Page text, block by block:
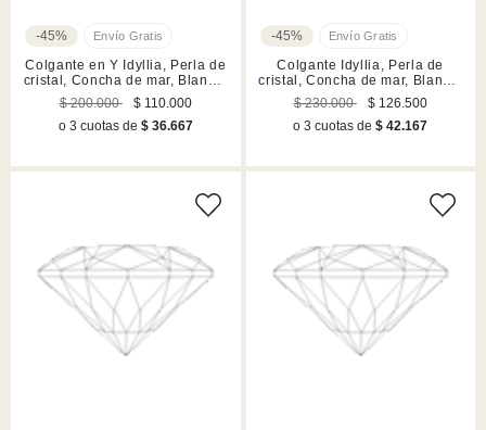
-45%
Colgante en Y Idyllia, Perla de
cristal, Concha de mar, Blanco,
Acabado en tono oro
$ 200.000
$ 110.000
o 3 cuotas de $ 36.667
-45%
Colgante Idyllia, Perla de
cristal, Concha de mar, Blanco,
Acabado en tono oro
$ 230.000
$ 126.500
o 3 cuotas de$ 42.167